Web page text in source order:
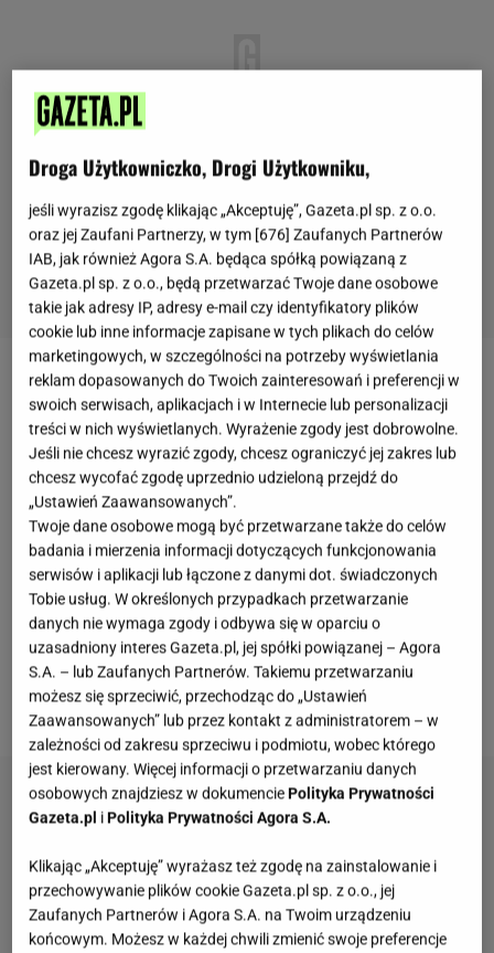
Latem niechętnie gotujemy tłuste i bardzo sycące
obiady
. Wystawne przyjęcia wolimy zaserwować
naszym gościom, a sami staramy się jeść proste i
smaczne rzeczy, oparte na sezonowychwarzywach
i owocach. Lato obfituje w świeże, młode ogórki,
bób, młodą kapustę, a także fasolkę szparagową.
Jest bardzo zdrowa i prosta w przygotowaniu. Z jej
pomocą stworzysz wiele dań, także tych
wegetariańskich. Prezentujemy prosty przepis na
obiad z fasolką szparagową, który jest pozbawiony
mięsa. To ekspresowe i pyszne danie!
Droga Użytkowniczko, Drogi Użytkowniku,
jeśli wyrazisz zgodę klikając „Akceptuję”, Gazeta.pl sp. z o.o.
oraz jej Zaufani Partnerzy, w tym [676] Zaufanych Partnerów
IAB, jak również Agora S.A. będąca spółką powiązaną z
Gazeta.pl sp. z o.o., będą przetwarzać Twoje dane osobowe
takie jak adresy IP, adresy e-mail czy identyfikatory plików
cookie lub inne informacje zapisane w tych plikach do celów
marketingowych, w szczególności na potrzeby wyświetlania
reklam dopasowanych do Twoich zainteresowań i preferencji w
swoich serwisach, aplikacjach i w Internecie lub personalizacji
treści w nich wyświetlanych. Wyrażenie zgody jest dobrowolne.
Jeśli nie chcesz wyrazić zgody, chcesz ograniczyć jej zakres lub
chcesz wycofać zgodę uprzednio udzieloną przejdź do
„Ustawień Zaawansowanych”.
Twoje dane osobowe mogą być przetwarzane także do celów
badania i mierzenia informacji dotyczących funkcjonowania
serwisów i aplikacji lub łączone z danymi dot. świadczonych
Tobie usług. W określonych przypadkach przetwarzanie
danych nie wymaga zgody i odbywa się w oparciu o
uzasadniony interes Gazeta.pl, jej spółki powiązanej – Agora
S.A. – lub Zaufanych Partnerów. Takiemu przetwarzaniu
możesz się sprzeciwić, przechodząc do „Ustawień
Zaawansowanych” lub przez kontakt z administratorem – w
zależności od zakresu sprzeciwu i podmiotu, wobec którego
jest kierowany. Więcej informacji o przetwarzaniu danych
osobowych znajdziesz w dokumencie Polityka Prywatności
Gazeta.pl i Polityka Prywatności Agora S.A.
Klikając „Akceptuję” wyrażasz też zgodę na zainstalowanie i
przechowywanie plików cookie Gazeta.pl sp. z o.o., jej
Zaufanych Partnerów i Agora S.A. na Twoim urządzeniu
końcowym. Możesz w każdej chwili zmienić swoje preferencje